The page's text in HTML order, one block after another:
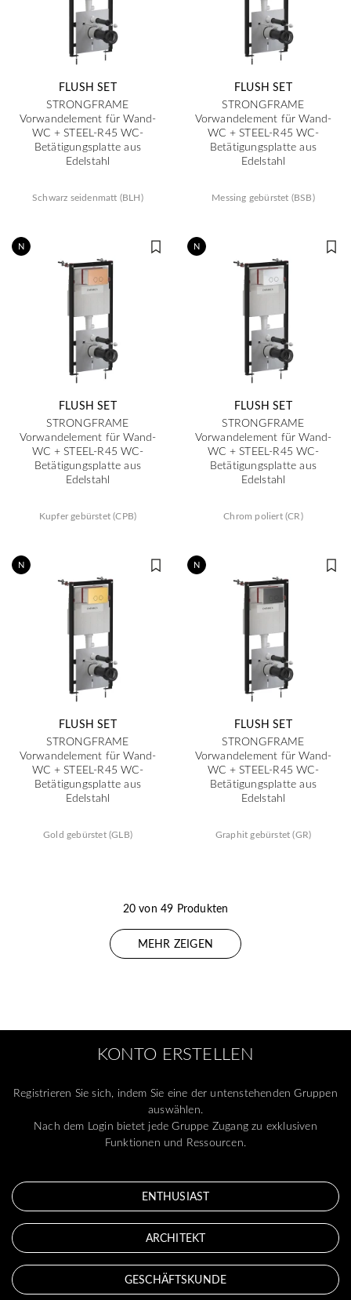
FLUSH SET
STRONGFRAME
Vorwandelement für Wand-
WC + STEEL-R45 WC-
Betätigungsplatte aus
Edelstahl
Schwarz seidenmatt (BLH)
FLUSH SET
STRONGFRAME
Vorwandelement für Wand-
WC + STEEL-R45 WC-
Betätigungsplatte aus
Edelstahl
Messing gebürstet (BSB)
N
FLUSH SET
STRONGFRAME
Vorwandelement für Wand-
WC + STEEL-R45 WC-
Betätigungsplatte aus
Edelstahl
Kupfer gebürstet (CPB)
N
FLUSH SET
STRONGFRAME
Vorwandelement für Wand-
WC + STEEL-R45 WC-
Betätigungsplatte aus
Edelstahl
Chrom poliert (CR)
N
FLUSH SET
STRONGFRAME
Vorwandelement für Wand-
WC + STEEL-R45 WC-
Betätigungsplatte aus
Edelstahl
Gold gebürstet (GLB)
N
FLUSH SET
STRONGFRAME
Vorwandelement für Wand-
WC + STEEL-R45 WC-
Betätigungsplatte aus
Edelstahl
Graphit gebürstet (GR)
20 von 49 Produkten
MEHR ZEIGEN
KONTO ERSTELLEN
Registrieren Sie sich, indem Sie eine der untenstehenden Gruppen
auswählen.
Nach dem Login bietet jede Gruppe Zugang zu exklusiven
Funktionen und Ressourcen.
ENTHUSIAST
ARCHITEKT
GESCHÄFTSKUNDE